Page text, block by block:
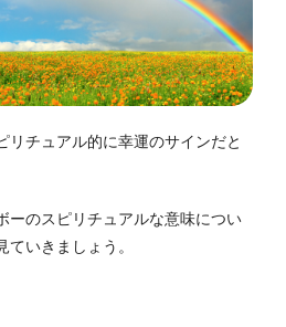
リチュアル的に幸運のサインだと
ーのスピリチュアルな意味につい
いきましょう。